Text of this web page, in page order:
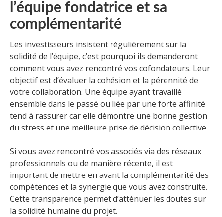
l’équipe fondatrice et sa
complémentarité
Les investisseurs insistent régulièrement sur la
solidité de l’équipe, c’est pourquoi ils demanderont
comment vous avez rencontré vos cofondateurs. Leur
objectif est d’évaluer la cohésion et la pérennité de
votre collaboration. Une équipe ayant travaillé
ensemble dans le passé ou liée par une forte affinité
tend à rassurer car elle démontre une bonne gestion
du stress et une meilleure prise de décision collective.
Si vous avez rencontré vos associés via des réseaux
professionnels ou de manière récente, il est
important de mettre en avant la complémentarité des
compétences et la synergie que vous avez construite.
Cette transparence permet d’atténuer les doutes sur
la solidité humaine du projet.